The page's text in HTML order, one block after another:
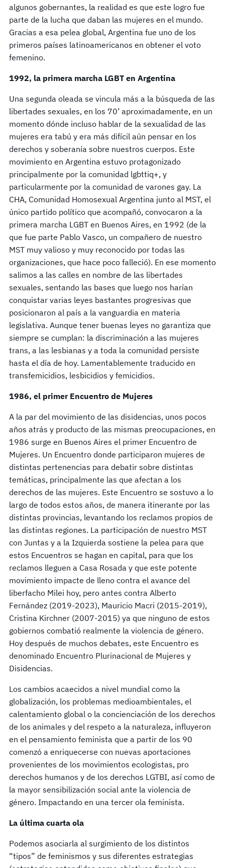
algunos gobernantes, la realidad es que este logro fue
parte de la lucha que daban las mujeres en el mundo.
Gracias a esa pelea global, Argentina fue uno de los
primeros países latinoamericanos en obtener el voto
femenino.
1992, la primera marcha LGBT en Argentina
Una segunda oleada se vincula más a la búsqueda de las
libertades sexuales, en los 70’ aproximadamente, en un
momento dónde incluso hablar de la sexualidad de las
mujeres era tabú y era más difícil aún pensar en los
derechos y soberanía sobre nuestros cuerpos. Este
movimiento en Argentina estuvo protagonizado
principalmente por la comunidad lgbttiq+, y
particularmente por la comunidad de varones gay. La
CHA, Comunidad Homosexual Argentina junto al MST, el
único partido político que acompañó, convocaron a la
primera marcha LGBT en Buenos Aires, en 1992 (de la
que fue parte Pablo Vasco, un compañero de nuestro
MST muy valioso y muy reconocido por todas las
organizaciones, que hace poco falleció). En ese momento
salimos a las calles en nombre de las libertades
sexuales, sentando las bases que luego nos harían
conquistar varias leyes bastantes progresivas que
posicionaron al país a la vanguardia en materia
legislativa. Aunque tener buenas leyes no garantiza que
siempre se cumplan: la discriminación a las mujeres
trans, a las lesbianas y a toda la comunidad persiste
hasta el día de hoy. Lamentablemente traducido en
transfemicidios, lesbicidios y femicidios.
1986, el primer Encuentro de Mujeres
A la par del movimiento de las disidencias, unos pocos
años atrás y producto de las mismas preocupaciones, en
1986 surge en Buenos Aires el primer Encuentro de
Mujeres. Un Encuentro donde participaron mujeres de
distintas pertenencias para debatir sobre distintas
temáticas, principalmente las que afectan a los
derechos de las mujeres. Este Encuentro se sostuvo a lo
largo de todos estos años, de manera itinerante por las
distintas provincias, levantando los reclamos propios de
las distintas regiones. La participación de nuestro MST
con Juntas y a la Izquierda sostiene la pelea para que
estos Encuentros se hagan en capital, para que los
reclamos lleguen a Casa Rosada y que este potente
movimiento impacte de lleno contra el avance del
liberfacho Milei hoy, pero antes contra Alberto
Fernández (2019-2023), Mauricio Macri (2015-2019),
Cristina Kirchner (2007-2015) ya que ninguno de estos
gobiernos combatió realmente la violencia de género.
Hoy después de muchos debates, este Encuentro es
denominado Encuentro Plurinacional de Mujeres y
Disidencias.
Los cambios acaecidos a nivel mundial como la
globalización, los problemas medioambientales, el
calentamiento global o la concienciación de los derechos
de los animales y del respeto a la naturaleza, influyeron
en el pensamiento feminista que a partir de los 90
comenzó a enriquecerse con nuevas aportaciones
provenientes de los movimientos ecologistas, pro
derechos humanos y de los derechos LGTBI, así como de
la mayor sensibilización social ante la violencia de
género. Impactando en una tercer ola feminista.
La última cuarta ola
Podemos asociarla al surgimiento de los distintos
“tipos” de feminismos y sus diferentes estrategias